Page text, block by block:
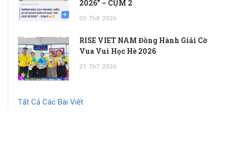
2026” – CỤM 2
05 Th8 2026
RISE VIET NAM Đồng Hành Giải Cờ
Vua Vui Học Hè 2026
21 Th7 2026
Tất Cả Các Bài Viết